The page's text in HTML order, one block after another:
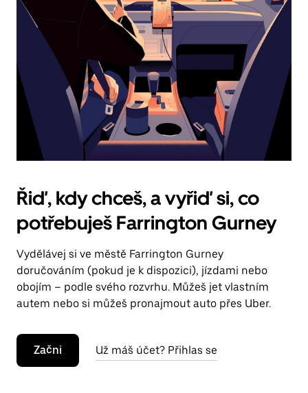
Řiď, kdy chceš, a vyřiď si, co
potřebuješ Farrington Gurney
Vydělávej si ve městě Farrington Gurney
doručováním (pokud je k dispozici), jízdami nebo
obojím – podle svého rozvrhu. Můžeš jet vlastním
autem nebo si můžeš pronajmout auto přes Uber.
Začni Už máš účet? Přihlas se